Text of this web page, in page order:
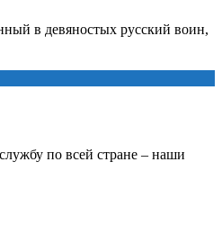
в девяностых русский воин,
по всей стране – наши